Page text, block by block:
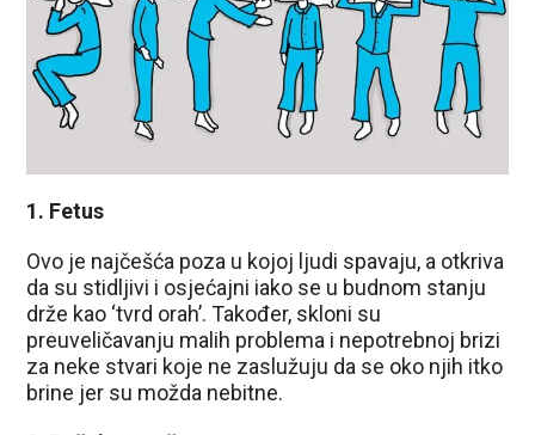
1. Fetus
Ovo je najčešća poza u kojoj ljudi spavaju, a otkriva
da su stidljivi i osjećajni iako se u budnom stanju
drže kao ‘tvrd orah’. Također, skloni su
preuveličavanju malih problema i nepotrebnoj brizi
za neke stvari koje ne zaslužuju da se oko njih itko
brine jer su možda nebitne.